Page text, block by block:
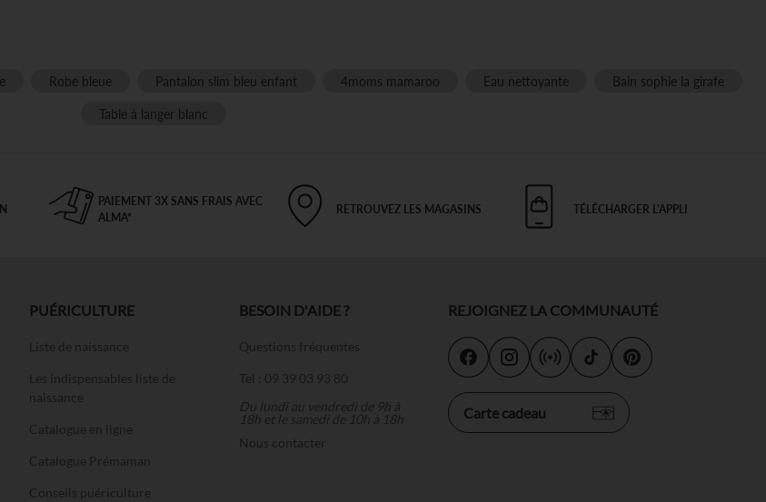
Robe bleue Pantalon slim bleu enfant 4moms mamaroo Eau nettoyante
Bain sophie la girafe
Table à langer blanc
PAIEMENT 3X SANS FRAIS AVEC
ALMA*
RETROUVEZ LES MAGASINS TÉLÉCHARGER L'APPLI
PUÉRICULTURE
Liste de naissance
Les indispensables liste de
naissance
Catalogue en ligne
Catalogue Prémaman
Conseils puériculture
BESOIN D'AIDE ?
Questions fréquentes
Tel : 09 39 03 93 80
Du lundi au vendredi de 9h à
18h et le samedi de 10h à 18h
Nous contacter
REJOIGNEZ LA COMMUNAUTÉ
Carte cadeau